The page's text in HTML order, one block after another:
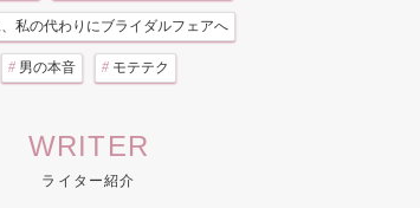
私の代わりにブライダルフェアへ
# 男の本音 # モテテク
WRITER
ライター紹介